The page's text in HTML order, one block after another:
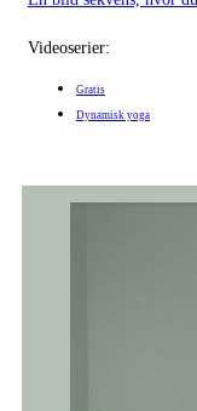
Videoserier:
Gratis
Dynamisk yoga